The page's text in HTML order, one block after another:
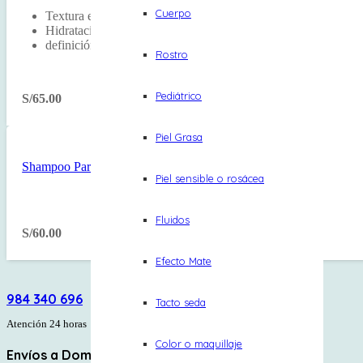
Cuerpo
Rostro
Pediátrico
Piel Grasa
Piel sensible o rosácea
Fluidos
Efecto Mate
Tacto seda
Color o maquillaje
Textura en crema
Hidratación,suavidad
definición
S/65.00
Shampoo Para Rizos CURLS LOW
S/60.00
984 340 696
Atención 24 horas
Envíos a Domicilio